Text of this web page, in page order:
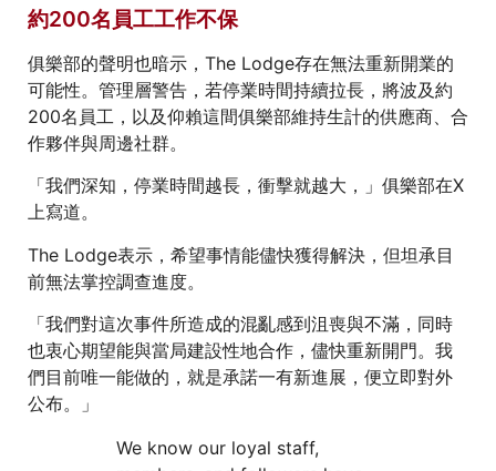
約200名員工工作不保
俱樂部的聲明也暗示，The Lodge存在無法重新開業的
可能性。管理層警告，若停業時間持續拉長，將波及約
200名員工，以及仰賴這間俱樂部維持生計的供應商、合
作夥伴與周邊社群。
「我們深知，停業時間越長，衝擊就越大，」俱樂部在X
上寫道。
The Lodge表示，希望事情能儘快獲得解決，但坦承目
前無法掌控調查進度。
「我們對這次事件所造成的混亂感到沮喪與不滿，同時
也衷心期望能與當局建設性地合作，儘快重新開門。我
們目前唯一能做的，就是承諾一有新進展，便立即對外
公布。」
We know our loyal staff,